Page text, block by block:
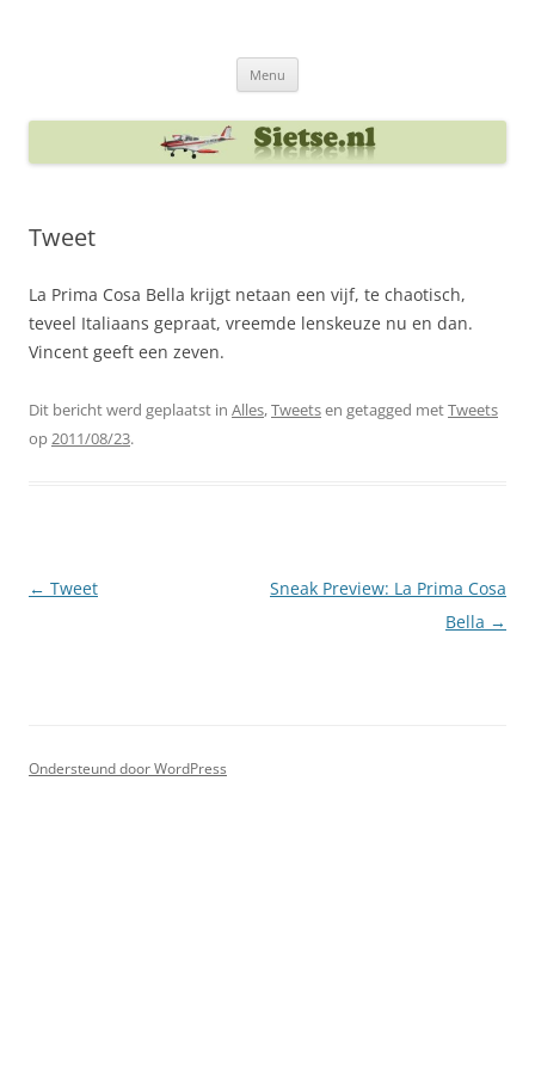
Menu
Tweet
La Prima Cosa Bella krijgt netaan een vijf, te chaotisch,
teveel Italiaans gepraat, vreemde lenskeuze nu en dan.
Vincent geeft een zeven.
Dit bericht werd geplaatst in Alles,Tweetsen getagged metTweets
op2011/08/23.
Berichtnavigatie
← Tweet
Sneak Preview: La Prima Cosa
Bella →
Ondersteund door WordPress